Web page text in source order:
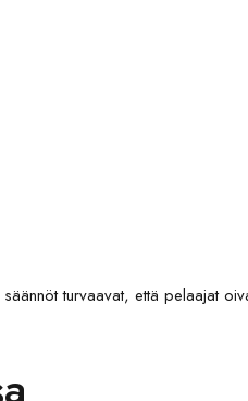
turvaavat, että pelaajat